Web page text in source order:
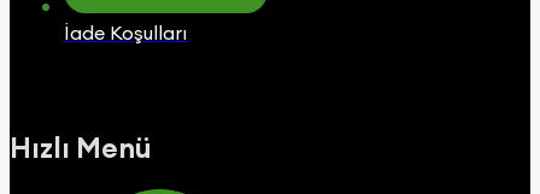
İade Koşulları
Hızlı Menü